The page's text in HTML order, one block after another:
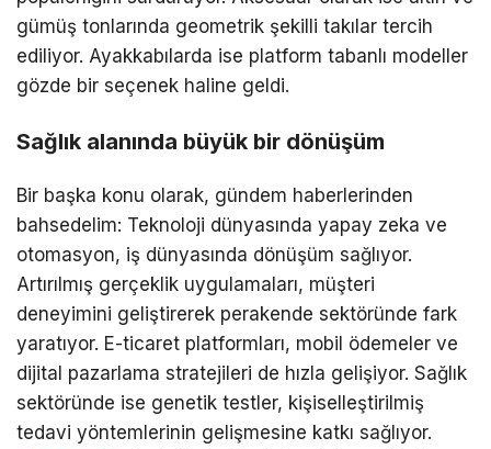
gümüş tonlarında geometrik şekilli takılar tercih
ediliyor. Ayakkabılarda ise platform tabanlı modeller
gözde bir seçenek haline geldi.
Sağlık alanında büyük bir dönüşüm
Bir başka konu olarak, gündem haberlerinden
bahsedelim: Teknoloji dünyasında yapay zeka ve
otomasyon, iş dünyasında dönüşüm sağlıyor.
Artırılmış gerçeklik uygulamaları, müşteri
deneyimini geliştirerek perakende sektöründe fark
yaratıyor. E-ticaret platformları, mobil ödemeler ve
dijital pazarlama stratejileri de hızla gelişiyor. Sağlık
sektöründe ise genetik testler, kişiselleştirilmiş
tedavi yöntemlerinin gelişmesine katkı sağlıyor.